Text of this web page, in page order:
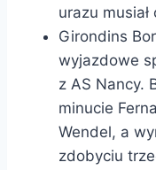
urazu
Girondins
wyjazdowe
z AS Nancy.
minucie
Wendel, a
zdobyciu